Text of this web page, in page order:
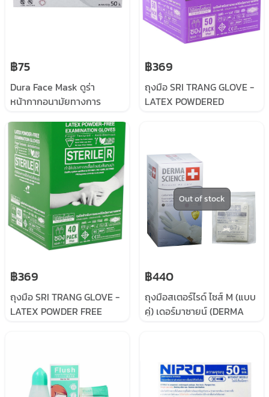
฿75
Dura Face Mask ดูร่า
หน้ากากอนามัยทางการ
กล่อง)
฿369
ถุงมือ SRI TRANG GLOVE -
LATEX POWDERED
฿369
ถุงมือ SRI TRANG GLOVE -
LATEX POWDER FREE
Out of stock
฿440
ถุงมือสเตอร์ไรด์ ไซส์ M (แบบ
คู่) เดอร์มาซายน์ (DERMA